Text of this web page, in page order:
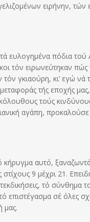
ειρήνην, τών
ευλογημένα πόδια τού
τόν ειρωνεύτηκαν πώς
τόν γκιαούρη, κι’ εγώ
τής εποχής
τούς
αγάπη,
κήρυγμα αυτό,
στίχους 9 μέχρι 21.
τό
επιστέγασμα σέ όλες
μας.